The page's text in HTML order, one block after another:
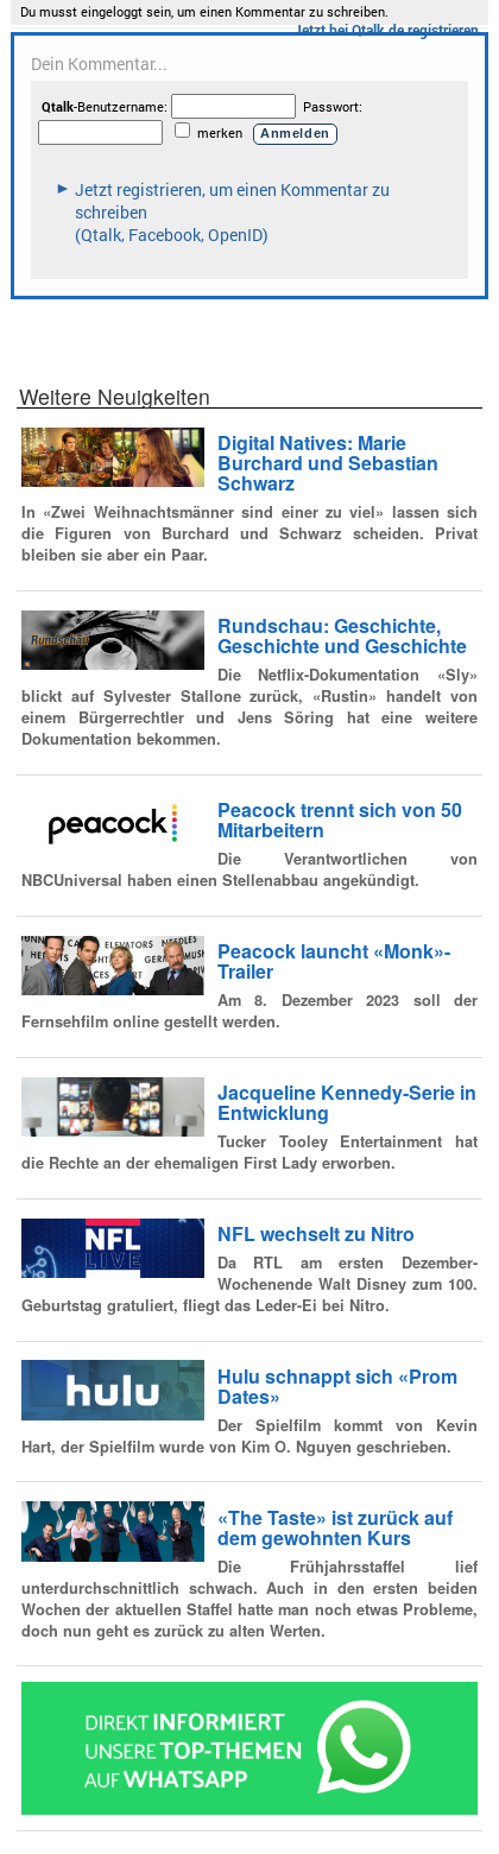
Weitere Neuigkeiten
Digital Natives: Marie
Burchard und Sebastian
Schwarz
In «Zwei Weihnachtsmänner sind einer zu viel» lassen sich
die Figuren von Burchard und Schwarz scheiden. Privat
bleiben sie aber ein Paar.
Rundschau: Geschichte,
Geschichte und Geschichte
Die Netflix-Dokumentation «Sly»
blickt auf Sylvester Stallone zurück, «Rustin» handelt von
einem Bürgerrechtler und Jens Söring hat eine weitere
Dokumentation bekommen.
Peacock trennt sich von 50
Mitarbeitern
Die Verantwortlichen von
NBCUniversal haben einen Stellenabbau angekündigt.
Peacock launcht «Monk»-
Trailer
Am 8. Dezember 2023 soll der
Fernsehfilm online gestellt werden.
Jacqueline Kennedy-Serie in
Entwicklung
Tucker Tooley Entertainment hat
die Rechte an der ehemaligen First Lady erworben.
NFL wechselt zu Nitro
Da RTL am ersten Dezember-
Wochenende Walt Disney zum 100.
Geburtstag gratuliert, fliegt das Leder-Ei bei Nitro.
Hulu schnappt sich «Prom
Dates»
Der Spielfilm kommt von Kevin
Hart, der Spielfilm wurde von Kim O. Nguyen geschrieben.
«The Taste» ist zurück auf
dem gewohnten Kurs
Die Frühjahrsstaffel lief
unterdurchschnittlich schwach. Auch in den ersten beiden
Wochen der aktuellen Staffel hatte man noch etwas Probleme,
doch nun geht es zurück zu alten Werten.